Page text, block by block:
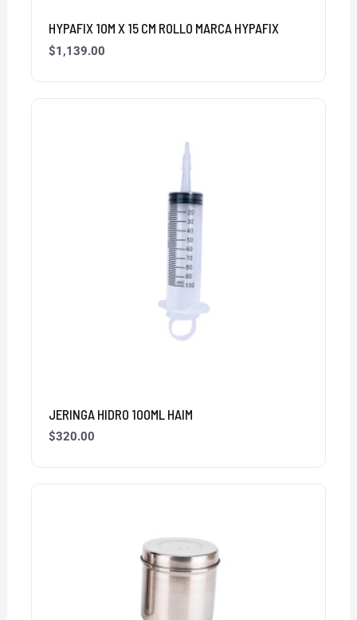
HYPAFIX 10M X 15 CM ROLLO MARCA HYPAFIX
$1,139.00
JERINGA HIDRO 100ML HAIM
$320.00